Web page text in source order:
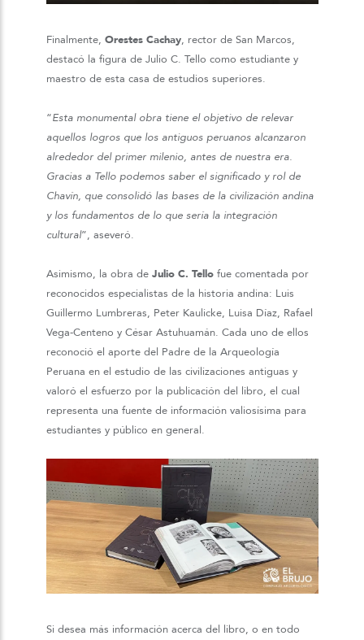
Finalmente, Orestes Cachay, rector de San Marcos,
destacó la figura de Julio C. Tello como estudiante y
maestro de esta casa de estudios superiores.
“Esta monumental obra tiene el objetivo de relevar
aquellos logros que los antiguos peruanos alcanzaron
alrededor del primer milenio, antes de nuestra era.
Gracias a Tello podemos saber el significado y rol de
Chavín, que consolidó las bases de la civilización andina
y los fundamentos de lo que sería la integración
cultural”, aseveró.
Asimismo, la obra de Julio C. Tellofue comentada por
reconocidos especialistas de la historia andina: Luis
Guillermo Lumbreras, Peter Kaulicke, Luisa Díaz, Rafael
Vega-Centeno y César Astuhuamán. Cada uno de ellos
reconoció el aporte del Padre de la Arqueología
Peruana en el estudio de las civilizaciones antiguas y
valoró el esfuerzo por la publicación del libro, el cual
representa una fuente de información valiosísima para
estudiantes y público en general.
Si desea más información acerca del libro, o en todo